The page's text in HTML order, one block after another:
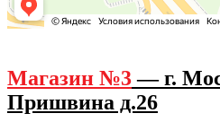
Магазин №3— г.
Пришвина д.26